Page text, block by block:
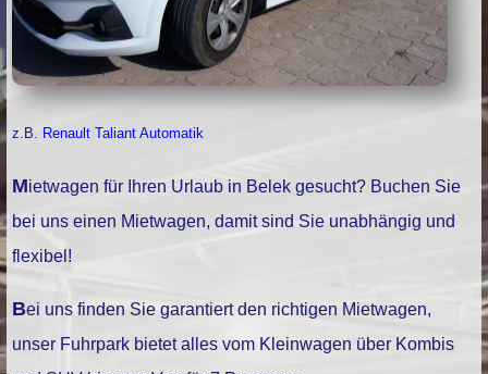
z.B. Renault Taliant Automatik
Mietwagen für Ihren Urlaub in Belek gesucht? Buchen Sie
bei uns einen Mietwagen, damit sind Sie unabhängig und
flexibel!
Bei uns finden Sie garantiert den richtigen Mietwagen,
unser Fuhrpark bietet alles vom Kleinwagen über Kombis